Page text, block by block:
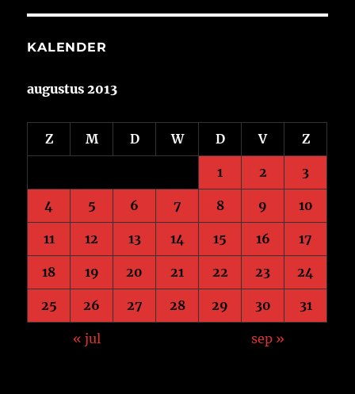
KALENDER
augustus 2013
Z M D W D V Z
1 2 3
4 5 6 7 8 9 10
11 12 13 14 15 16 17
18 19 20 21 22 23 24
25 26 27 28 29 30 31
« jul sep »